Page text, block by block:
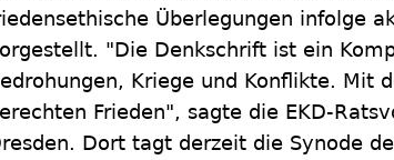
Überlegungen infolge
"Die Denkschrift ist ein
Kriege und Konflikte. Mit
Frieden", sagte die EKD-
Dort tagt derzeit die Synode